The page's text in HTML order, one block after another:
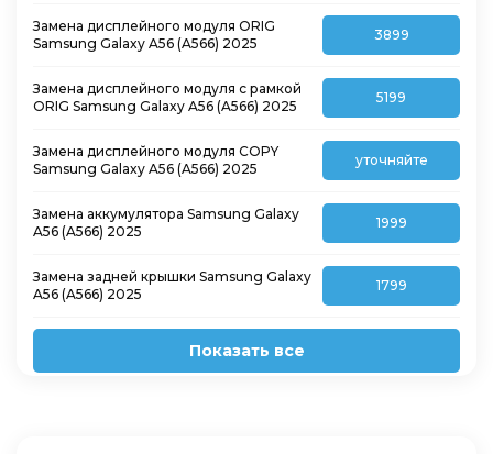
Замена дисплейного модуля ORIG
Samsung Galaxy A56 (A566) 2025
3899
Замена дисплейного модуля с рамкой
ORIG Samsung Galaxy A56 (A566) 2025
5199
Замена дисплейного модуля COPY
Samsung Galaxy A56 (A566) 2025
уточняйте
Замена аккумулятора Samsung Galaxy
A56 (A566) 2025
1999
Замена задней крышки Samsung Galaxy
A56 (A566) 2025
1799
Показать все